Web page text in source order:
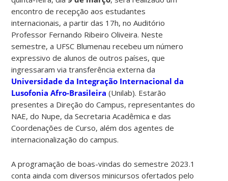
encontro de recepção aos estudantes
internacionais, a partir das 17h, no Auditório
Professor Fernando Ribeiro Oliveira. Neste
semestre, a UFSC Blumenau recebeu um número
expressivo de alunos de outros países, que
ingressaram via transferência externa da
Universidade da Integração Internacional da
Lusofonia Afro-Brasileira (Unilab). Estarão
presentes a Direção do Campus, representantes do
NAE, do Nupe, da Secretaria Acadêmica e das
Coordenações de Curso, além dos agentes de
internacionalização do campus.
A programação de boas-vindas do semestre 2023.1
conta ainda com diversos minicursos ofertados pelo